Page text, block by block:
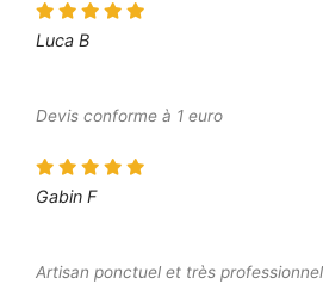
Luca B
Devis conforme à 1 euro
Gabin F
Artisan ponctuel et très professionnel